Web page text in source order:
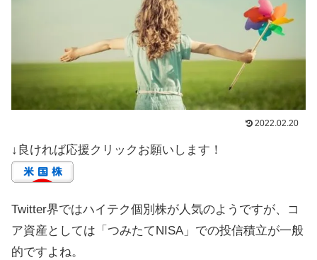
2022.02.20
↓良ければ応援クリックお願いします！
Twitter界ではハイテク個別株が人気のようですが、コ
ア資産としては「つみたてNISA」での投信積立が一般
的ですよね。